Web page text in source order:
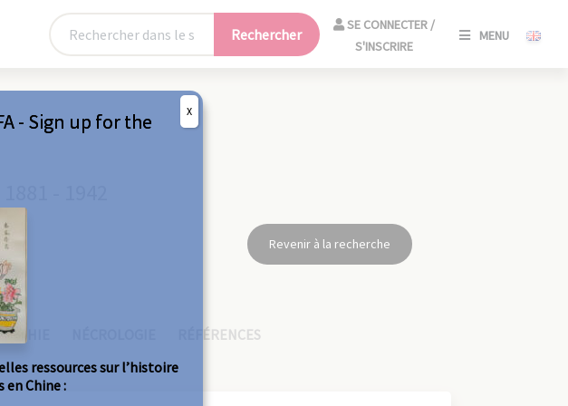
Rechercher
SE CONNECTER /
S'INSCRIRE
MENU
Revenir à la recherche
RÉFÉRENCES
- Sign up for the
ressources sur l’histoire
en Chine :
X